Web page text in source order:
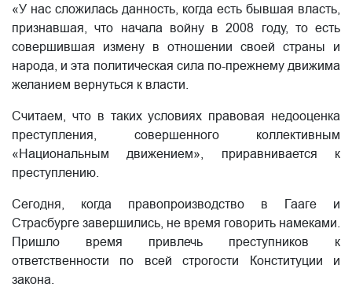
«У нас сложилась данность, когда есть бывшая власть,
признавшая, что начала войну в 2008 году, то есть
совершившая измену в отношении своей страны и
народа, и эта политическая сила по-прежнему движима
желанием вернуться к власти.
Считаем, что в таких условиях правовая недооценка
преступления, совершенного коллективным
«Национальным движением», приравнивается к
преступлению.
Сегодня, когда правопроизводство в Гааге и
Страсбурге завершились, не время говорить намеками.
Пришло время привлечь преступников к
ответственности по всей строгости Конституции и
закона.